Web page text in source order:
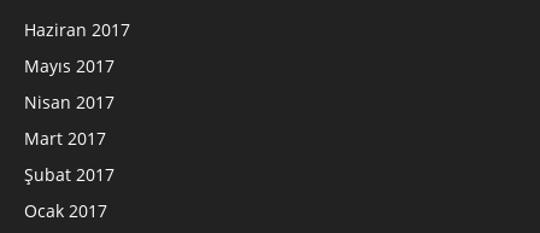
Haziran 2017
Mayıs 2017
Nisan 2017
Mart 2017
Şubat 2017
Ocak 2017